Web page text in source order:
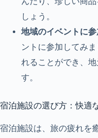
しょう。
地域のイベントに
ントに参加してみ
れることができ、
す。
宿泊施設の選び方：快適
宿泊施設は、旅の疲れを